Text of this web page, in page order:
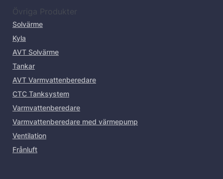
Övriga Produkter
Solvärme
Kyla
AVT Solvärme
Tankar
AVT Varmvattenberedare
CTC Tanksystem
Varmvattenberedare
Varmvattenberedare med värmepump
Ventilation
Frånluft